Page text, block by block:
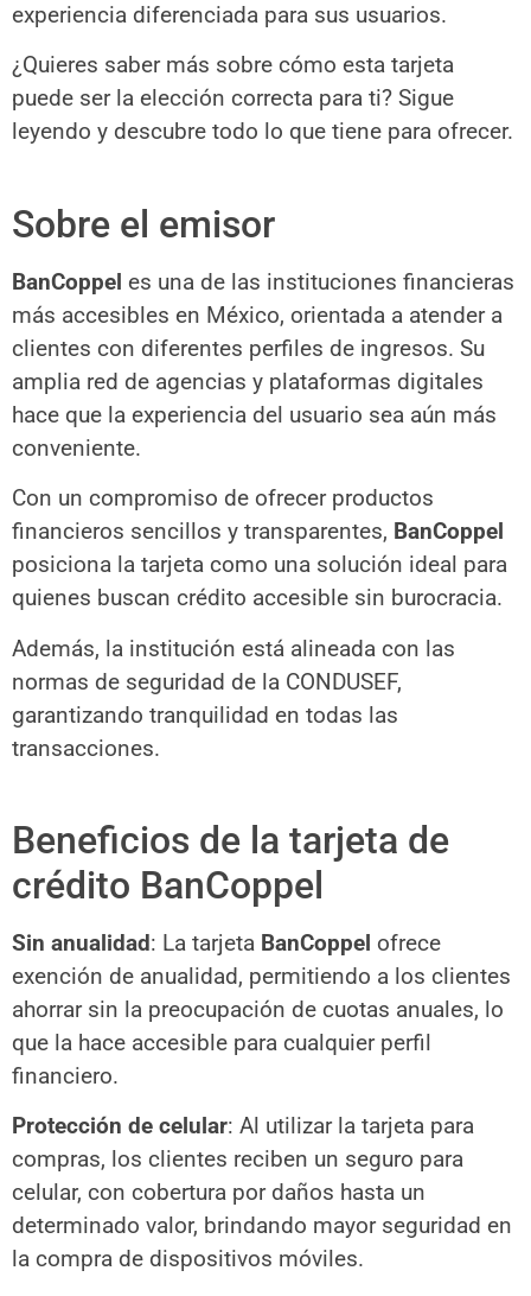
experiencia diferenciada para sus usuarios.
¿Quieres saber más sobre cómo esta tarjeta
puede ser la elección correcta para ti? Sigue
leyendo y descubre todo lo que tiene para ofrecer.
Sobre el emisor
BanCoppel es una de las instituciones financieras
más accesibles en México, orientada a atender a
clientes con diferentes perfiles de ingresos. Su
amplia red de agencias y plataformas digitales
hace que la experiencia del usuario sea aún más
conveniente.
Con un compromiso de ofrecer productos
financieros sencillos y transparentes, BanCoppel
posiciona la tarjeta como una solución ideal para
quienes buscan crédito accesible sin burocracia.
Además, la institución está alineada con las
normas de seguridad de la CONDUSEF,
garantizando tranquilidad en todas las
transacciones.
Beneficios de la tarjeta de
crédito BanCoppel
Sin anualidad: La tarjeta BanCoppel ofrece
exención de anualidad, permitiendo a los clientes
ahorrar sin la preocupación de cuotas anuales, lo
que la hace accesible para cualquier perfil
financiero.
Protección de celular: Al utilizar la tarjeta para
compras, los clientes reciben un seguro para
celular, con cobertura por daños hasta un
determinado valor, brindando mayor seguridad en
la compra de dispositivos móviles.